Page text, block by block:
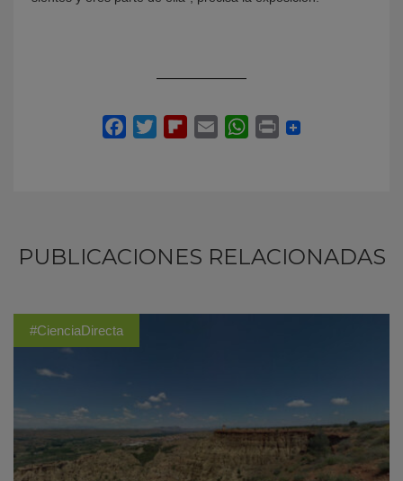
PUBLICACIONES RELACIONADAS
#CienciaDirecta